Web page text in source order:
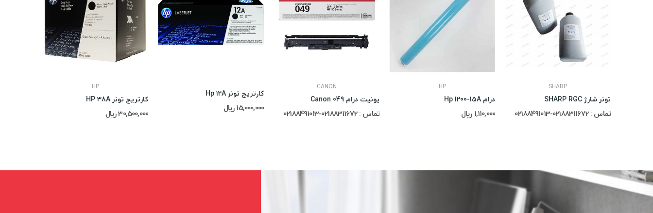
HP
کارتریج تونر HP 38A
30,500,000 ریال
کارتریج تونر Hp 12A
15,000,000 ریال
CANON
یونیت درام Canon 049
تماس : 02188311672-02188491013
HP
درام Hp 1200-15A
1,110,000 ریال
SHARP
تونر شارژ SHARP RGC
تماس : 02188311672-02188491013